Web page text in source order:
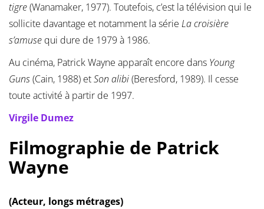
tigre(Wanamaker, 1977). Toutefois, c’est la télévision qui le
sollicite davantage et notamment la série La croisière
s’amuse qui dure de 1979 à 1986.
Au cinéma, Patrick Wayne apparaît encore dans Young
Guns(Cain, 1988) etSon alibi(Beresford, 1989). Il cesse
toute activité à partir de 1997.
Virgile Dumez
Filmographie de Patrick
Wayne
(Acteur, longs métrages)